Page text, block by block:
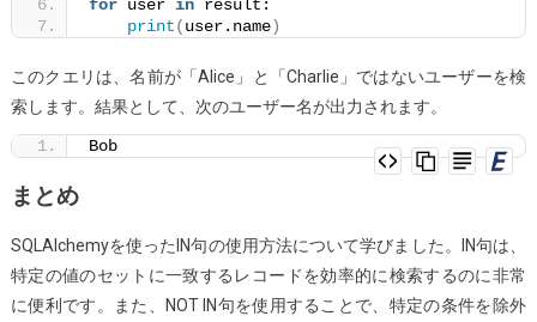
for user in result:
print(user.name)
このクエリは、名前が「Alice」と「Charlie」ではないユーザーを検
索します。結果として、次のユーザー名が出力されます。
Bob
まとめ
SQLAlchemyを使ったIN句の使用方法について学びました。IN句は、
特定の値のセットに一致するレコードを効率的に検索するのに非常
に便利です。また、NOT IN句を使用することで、特定の条件を除外